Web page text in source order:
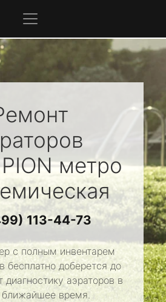
метро
113-44-73
с полным инвентарем
бесплатно доберется до
диагностику аэраторов в
время.